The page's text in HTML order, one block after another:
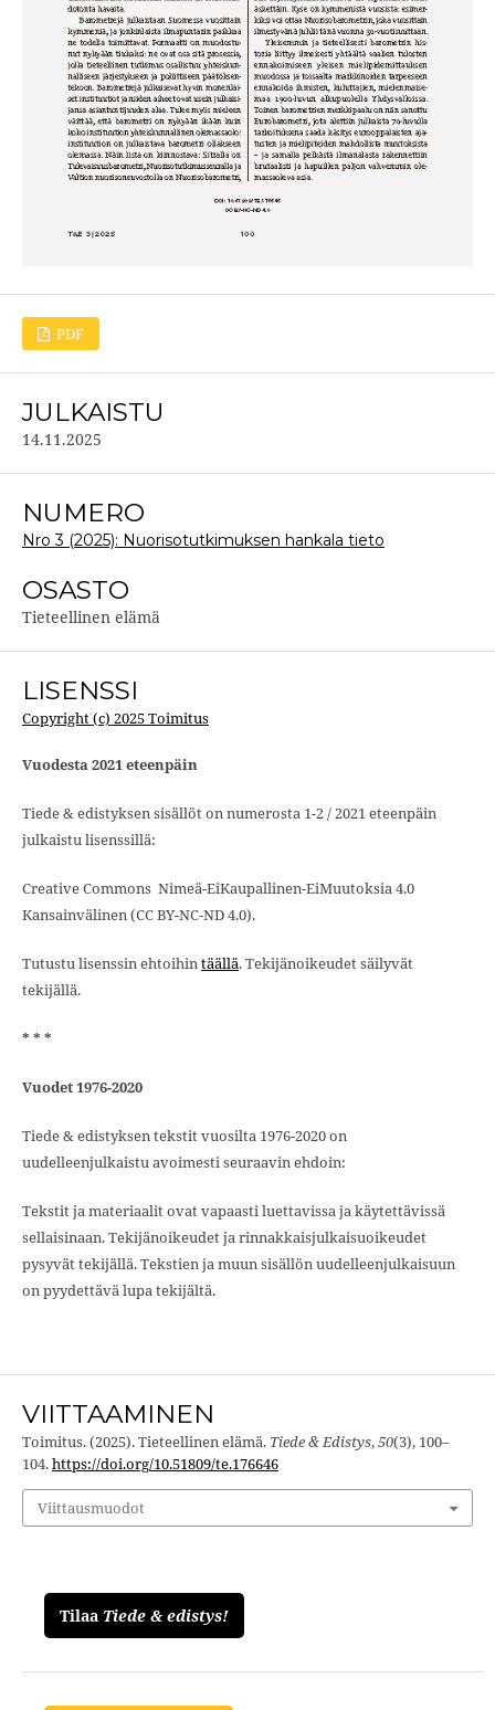
PDF
JULKAISTU
14.11.2025
NUMERO
Nro 3 (2025): Nuorisotutkimuksen hankala tieto
OSASTO
Tieteellinen elämä
LISENSSI
Copyright (c) 2025 Toimitus
Vuodesta 2021 eteenpäin
Tiede & edistyksen sisällöt on numerosta 1-2 / 2021 eteenpäin
julkaistu lisenssillä:
Creative Commons Nimeä-EiKaupallinen-EiMuutoksia 4.0
Kansainvälinen (CC BY-NC-ND 4.0).
Tutustu lisenssin ehtoihintäällä. Tekijänoikeudet säilyvät
tekijällä.
* * *
Vuodet 1976-2020
Tiede & edistyksen tekstit vuosilta 1976-2020 on
uudelleenjulkaistu avoimesti seuraavin ehdoin:
Tekstit ja materiaalit ovat vapaasti luettavissa ja käytettävissä
sellaisinaan. Tekijänoikeudet ja rinnakkaisjulkaisuoikeudet
pysyvät tekijällä. Tekstien ja muun sisällön uudelleenjulkaisuun
on pyydettävä lupa tekijältä.
VIITTAAMINEN
Toimitus. (2025). Tieteellinen elämä. Tiede & Edistys,50(3), 100–
104.https://doi.org/10.51809/te.176646
Viittausmuodot
Tilaa Tiede & edistys!